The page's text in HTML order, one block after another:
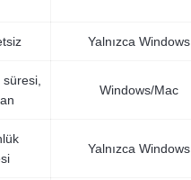
Yalnızca Windows
Windows/Mac
Yalnızca Windows